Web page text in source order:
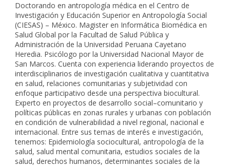
Doctorando en antropología médica en el Centro de
Investigación y Educación Superior en Antropología Social
(CIESAS) – México. Magister en Informática Biomédica en
Salud Global por la Facultad de Salud Pública y
Administración de la Universidad Peruana Cayetano
Heredia. Psicólogo por la Universidad Nacional Mayor de
San Marcos. Cuenta con experiencia liderando proyectos de
interdisciplinarios de investigación cualitativa y cuantitativa
en salud, relaciones comunitarias y subjetividad con
enfoque participativo desde una perspectiva biocultural.
Experto en proyectos de desarrollo social–comunitario y
políticas públicas en zonas rurales y urbanas con población
en condición de vulnerabilidad a nivel regional, nacional e
internacional. Entre sus temas de interés e investigación,
tenemos: Epidemiología sociocultural, antropología de la
salud, salud mental comunitaria, estudios sociales de la
salud, derechos humanos, determinantes sociales de la